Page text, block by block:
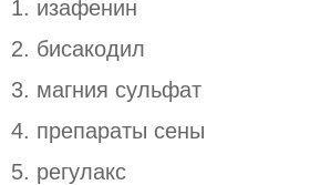
1. изафенин
2. бисакодил
3. магния сульфат
4. препараты сены
5. регулакс